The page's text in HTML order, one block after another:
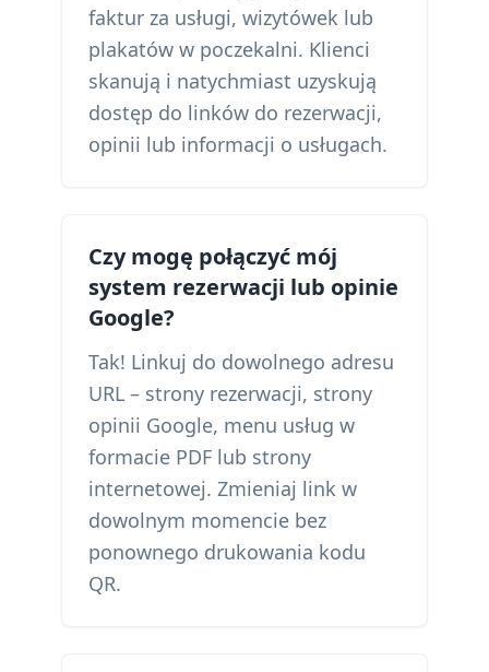
faktur za usługi, wizytówek lub
plakatów w poczekalni. Klienci
skanują i natychmiast uzyskują
dostęp do linków do rezerwacji,
opinii lub informacji o usługach.
Czy mogę połączyć mój
system rezerwacji lub opinie
Google?
Tak! Linkuj do dowolnego adresu
URL – strony rezerwacji, strony
opinii Google, menu usług w
formacie PDF lub strony
internetowej. Zmieniaj link w
dowolnym momencie bez
ponownego drukowania kodu
QR.